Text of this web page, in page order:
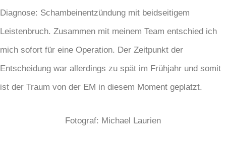
Diagnose: Schambeinentzündung mit beidseitigem
Leistenbruch. Zusammen mit meinem Team entschied ich
mich sofort für eine Operation. Der Zeitpunkt der
Entscheidung war allerdings zu spät im Frühjahr und somit
ist der Traum von der EM in diesem Moment geplatzt.
Fotograf: Michael Laurien